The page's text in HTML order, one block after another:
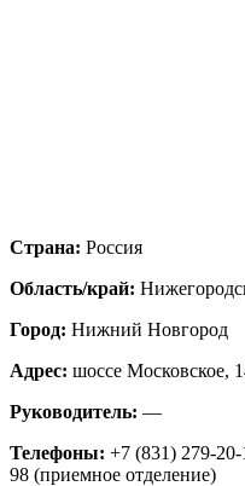
Страна: Россия
Область/край:
Город: Нижний Новгород
Адрес: шоссе Московское,
Руководитель: —
Телефоны: +7 (831) 279-
98 (приемное отделение)